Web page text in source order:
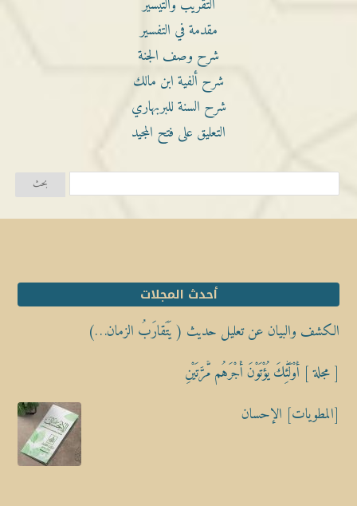
التقريب والتيسير
مقدمة في التفسير
شرح وصف الجنة
شرح ألفية ابن مالك
شرح السنة للبربهاري
التعليق على فتح المجيد
أحدث المجلات
الكشف والبيان عن تعليل حديث ( يَتَقارَبُ الزمان…)
[ مجلة ] أُوْلَٰٓئِكَ يُؤْتَوْنَ أَجْرَهُم مَّرَّتَيْنِ
[المطويات] الإحسان